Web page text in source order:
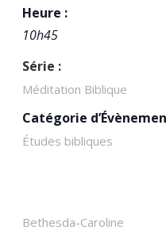
Heure :
10h45
Série :
Méditation Biblique
Catégorie
Études bibliques
Bethesda-Caroline